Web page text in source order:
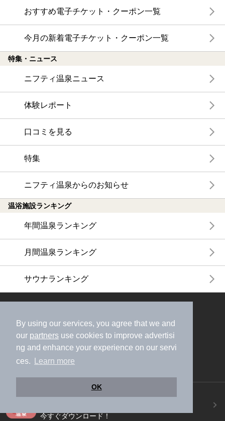
By using our services, you agree that we and
our partners use cookies to improve advertisi
ng and enhance your experience on our servi
ces.
Learn more
OK
おすすめ電子チケット・クーポン一覧
今月の新着電子チケット・クーポン一覧
特集・ニュース
ニフティ温泉ニュース
体験レポート
口コミを見る
特集
ニフティ温泉からのお知らせ
温浴施設ランキング
年間温泉ランキング
月間温泉ランキング
サウナランキング
おトク情報やクーポン情報を受け取ろう
ニフティ温泉アプリ
今すぐダウンロード！